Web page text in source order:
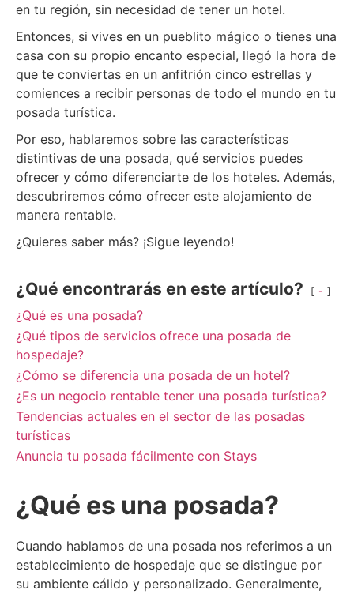
en tu región, sin necesidad de tener un hotel.
Entonces, si vives en un pueblito mágico o tienes una
casa con su propio encanto especial, llegó la hora de
que te conviertas en un anfitrión cinco estrellas y
comiences a recibir personas de todo el mundo en tu
posada turística.
Por eso, hablaremos sobre las características
distintivas de una posada, qué servicios puedes
ofrecer y cómo diferenciarte de los hoteles. Además,
descubriremos cómo ofrecer este alojamiento de
manera rentable.
¿Quieres saber más? ¡Sigue leyendo!
¿Qué encontrarás en este artículo? -
¿Qué es una posada?
¿Qué tipos de servicios ofrece una posada de
hospedaje?
¿Cómo se diferencia una posada de un hotel?
¿Es un negocio rentable tener una posada turística?
Tendencias actuales en el sector de las posadas
turísticas
Anuncia tu posada fácilmente con Stays
¿Qué es una posada?
Cuando hablamos de una posada nos referimos a un
establecimiento de hospedaje que se distingue por
su ambiente cálido y personalizado. Generalmente,